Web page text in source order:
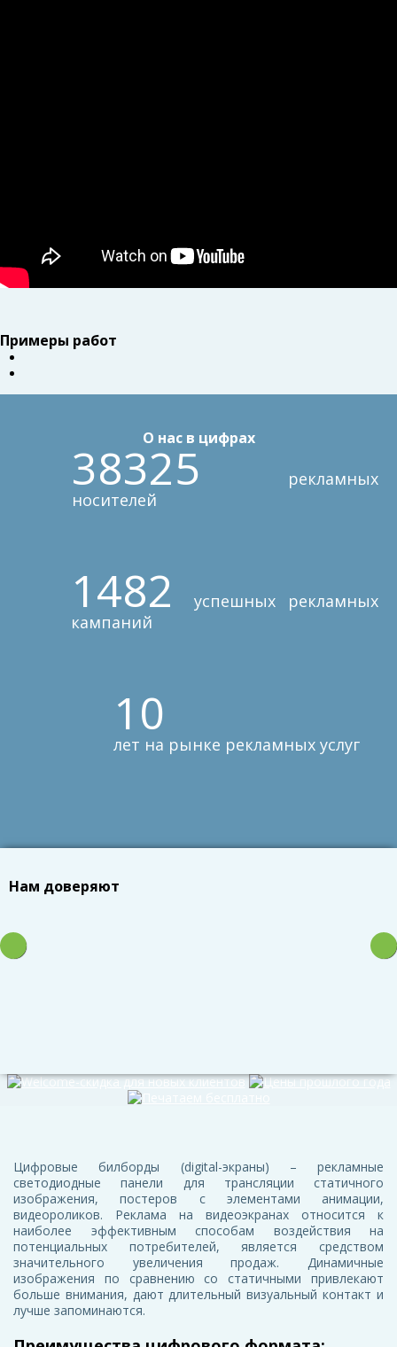
Примеры работ
О нас в цифрах
38325
рекламных
носителей
1482
успешных рекламных
кампаний
10
лет на рынке рекламных услуг
Нам доверяют
Цифровые билборды (digital-экраны) – рекламные
светодиодные панели для трансляции статичного
изображения, постеров с элементами анимации,
видеороликов. Реклама на видеоэкранах относится к
наиболее эффективным способам воздействия на
потенциальных потребителей, является средством
значительного увеличения продаж. Динамичные
изображения по сравнению со статичными привлекают
больше внимания, дают длительный визуальный контакт и
лучше запоминаются.